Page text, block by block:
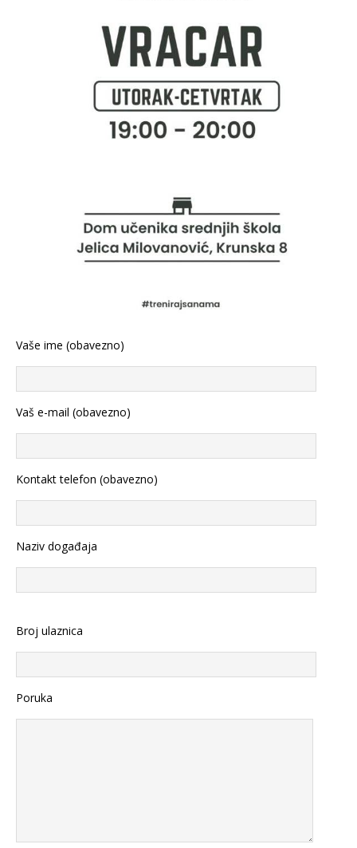
Vaše ime (obavezno)
Vaš e-mail (obavezno)
Kontakt telefon (obavezno)
Naziv događaja
Broj ulaznica
Poruka